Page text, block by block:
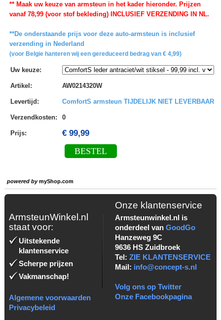
** Maak uw keuze van armsteun in het kader hieronder. Prijzen
vanaf 78,99 (voor stof bekleding) INCLUSIEF VERZENDING IN NL.
**De onderstaande prijs voor deze auto-armsteun is inclusief
verzending in Nederland
(voor Belgie hanteren wij een gereduceerd bedrag van € 4,99)
Uw keuze:
Artikel : AW0214320W
Levertijd : ComfortS armsteun TIJDELIJK NIET LEVERBAAR
Verzendkosten: 0
Prijs: € 99,99
BESTEL
powered bymyShop.com
ArmsteunWinkel.nl
staat voor:
Uitstekende
klantenservice
Scherpe prijzen
Vakmanschap!
Algemene voorwaarden
Privacybeleid
Onze klantenservice
Armsteunwinkel.nl is
onderdeel van GoodGo
Hanzeweg 9C
9636 HS Zuidbroek
Tel: ZIE KLANTENSERVICE
Mail: info@concept-s.nl
Volg ons op Twitter
Onze Facebookpagina